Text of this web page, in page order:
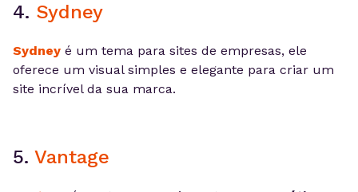
4. Sydney
Sydney é um tema para sites de empresas, ele
oferece um visual simples e elegante para criar um
site incrível da sua marca.
5. Vantage